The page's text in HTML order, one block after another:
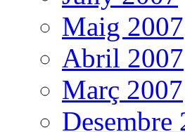
Maig 2007
Abril 2007
Març 2007
Desembre